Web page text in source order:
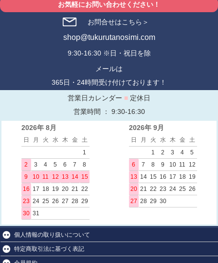
お気軽にお問い合わせください！
お問合せはこちら＞
shop@tukurutanosimi.com
9:30-16:30 ※日・祝日を除
メールは
365日・24時間受け付けております！
営業日カレンダー ■ 定休日
営業時間 ： 9:30-16:30
2026年 8月
日 月 火 水 木 金
土
1
2
3 4 5 6 7
8
9
10 11 12 13 14 15
16 17 18 19 20 21 22
23 24 25 26 27 28 29
30 31
2026年 9月
日 月 火 水 木 金
土
1
2 3 4
5
6
7 8 9 10 11
12
13 14 15 16 17 18 19
20 21 22 23 24 25 26
27 28 29 30
個人情報の取り扱いについて
特定商取引法に基づく表記